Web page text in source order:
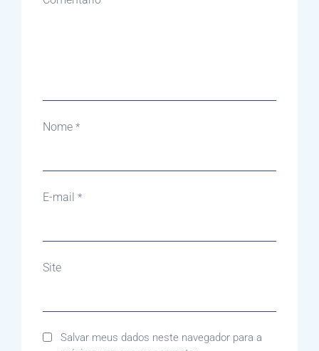
Nome *
E-mail *
Site
Salvar meus dados neste navegador para a